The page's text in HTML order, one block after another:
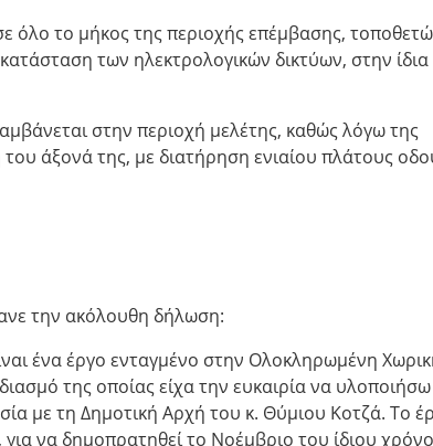
το μήκος της περιοχής επέμβασης,
των ηλεκτρολογικών δικτύων, στην ίδια
στην περιοχή μελέτης, καθώς λόγω της
άξονά της, με διατήρηση ενιαίου πλάτους
την ακόλουθη δήλωση:
ένα έργο ενταγμένο στην Ολοκληρωμένη
της οποίας είχα την ευκαιρία να
με τη Δημοτική Αρχή του κ. Θύμιου Κοτζά. Το
να δημοπρατηθεί το Νοέμβριο του ίδιου